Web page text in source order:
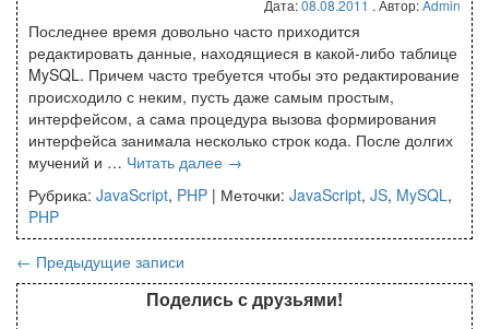
Дата:08.08.2011 . Автор:Admin
Последнее время довольно часто приходится
редактировать данные, находящиеся в какой-либо таблице
MySQL. Причем часто требуется чтобы это редактирование
происходило с неким, пусть даже самым простым,
интерфейсом, а сама процедура вызова формирования
интерфейса занимала несколько строк кода. После долгих
мучений и … Читать далее →
Рубрика: JavaScript, PHP | Меточки: JavaScript, JS, MySQL,
PHP
← Предыдущие записи
Поделись с друзьями!